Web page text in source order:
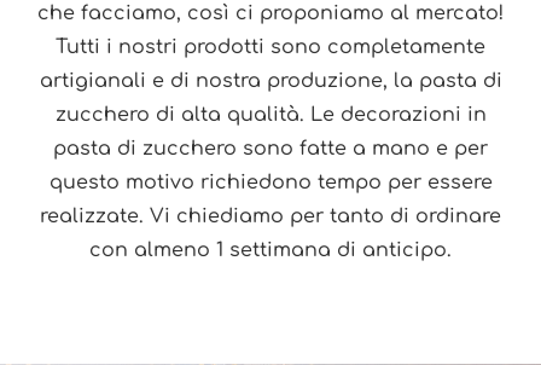
che facciamo, così ci proponiamo al mercato!
Tutti i nostri prodotti sono completamente
artigianali e di nostra produzione, la pasta di
zucchero di alta qualità. Le decorazioni in
pasta di zucchero sono fatte a mano e per
questo motivo richiedono tempo per essere
realizzate. Vi chiediamo per tanto di ordinare
con almeno 1 settimana di anticipo.